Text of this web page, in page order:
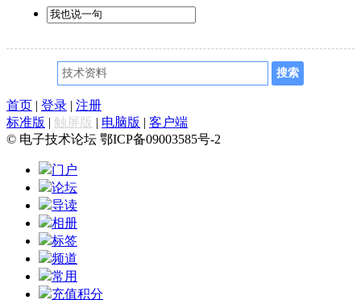
首页 | 登录 | 注册
标准版 | 触屏版 | 电脑版 | 客户端
© 电子技术论坛 鄂ICP备09003585号-2
门户
论坛
导读
相册
标签
频道
常用
充值积分